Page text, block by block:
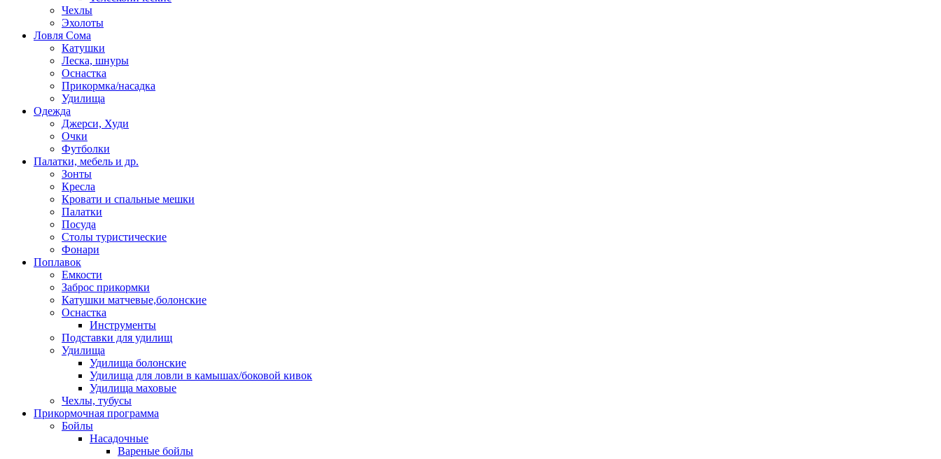
Чехлы
Эхолоты
Ловля Сома
Катушки
Леска, шнуры
Оснастка
Прикормка/насадка
Удилища
Одежда
Джерси, Худи
Очки
Футболки
Палатки, мебель и др.
Зонты
Кресла
Кровати и спальные мешки
Палатки
Посуда
Столы туристические
Фонари
Поплавок
Емкости
Заброс прикормки
Катушки матчевые,болонские
Оснастка
Инструменты
Подставки для удилищ
Удилища
Удилища болонские
Удилища для ловли в камышах/боковой кивок
Удилища маховые
Чехлы, тубусы
Прикормочная программа
Бойлы
Насадочные
Вареные бойлы